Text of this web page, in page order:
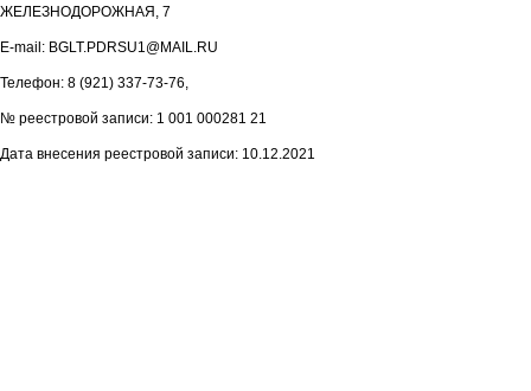
ЖЕЛЕЗНОДОРОЖНАЯ, 7
E-mail: BGLT.PDRSU1@MAIL.RU
Телефон: 8 (921) 337-73-76,
№ реестровой записи: 1 001 000281 21
Дата внесения реестровой записи: 10.12.2021